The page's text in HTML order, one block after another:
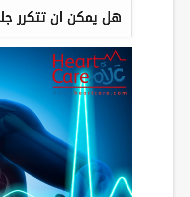
هل يمكن ان تتكرر